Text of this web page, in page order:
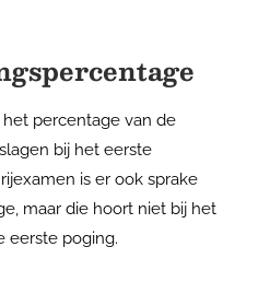
percentage van de
bij het eerste
is er ook sprake
maar die hoort niet bij het
eerste poging.